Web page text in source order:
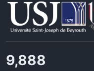
11,727